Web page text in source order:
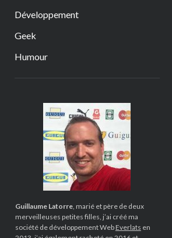
Développement
Geek
Humour
Guillaume Latorre, marié et père de deux
merveilleuses petites filles, j’ai créé ma
société de développement Web Everlats en